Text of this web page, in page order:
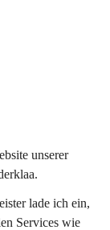
unserer
lade ich ein,
Services wie